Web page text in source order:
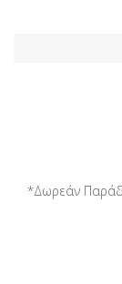
*Δωρεάν